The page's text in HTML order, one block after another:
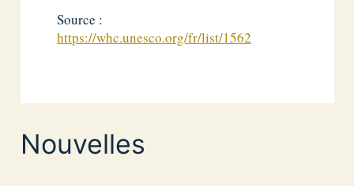
Source :
https://whc.unesco.org/fr/list/1562
Nouvelles